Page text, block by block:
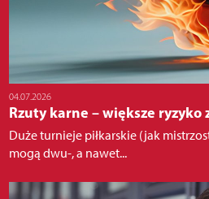
04.07.2026
Rzuty karne – większe ryzyko
Duże turnieje piłkarskie (jak
mogą dwu-, a nawet...